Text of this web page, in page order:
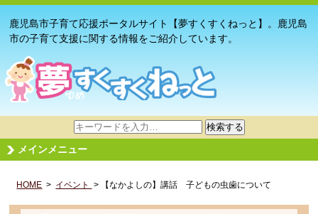
鹿児島市子育て応援ポータルサイト【夢すくすくねっと】。鹿児島
市の子育て支援に関する情報をご紹介しています。
サ
イ
ト
検
検索する
メインメニュー
HOME > イベント > 【なかよしの】講話 子どもの虫歯について